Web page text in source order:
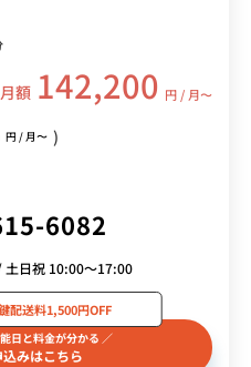
月額 142,200 円 / 月〜
円 / 月〜 )
6082
日祝 10:00～17:00
日と料金が分かる ／
みはこちら
配送料1,500円OFF